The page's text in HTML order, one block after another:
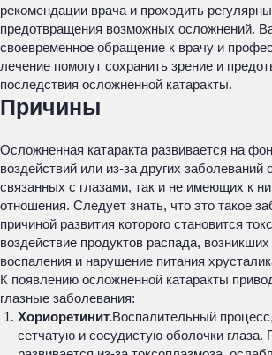
рекомендации врача и проходить
предотвращения возможных осложнений.
своевременное обращение к врачу и
лечение помогут сохранить зрение и
последствия осложненной катаракты.
Причины
Осложненная катаракта развивается на
воздействий или из-за других заболеваний
связанных с глазами, так и не имеющих к
отношения. Следует знать, что это такое
причиной развития которого становится
воздействие продуктов распада, возникших
воспаления и нарушение питания
К появлению осложненной катаракты
глазные заболевания:
Хориоретинит.Воспалительный
сетчатую и сосудистую оболочки глаза.